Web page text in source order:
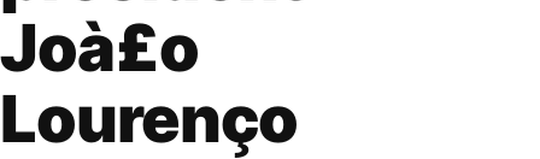
Joà£o
Lourenço